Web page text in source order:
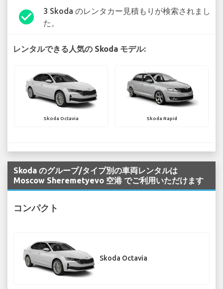
check_circle
3 Skoda のレンタカー見積もりが検索されまし
た。
レンタルできる人気の Skoda モデル:
Skoda Octavia Skoda Rapid
Skoda のグループ/タイプ別の車両レンタルは
Moscow Sheremetyevo 空港 でご利用いただけます
コンパクト
Skoda Octavia